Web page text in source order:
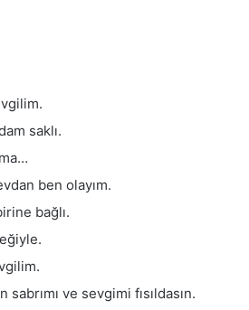
saklı.
ben olayım.
bağlı.
ve sevgimi fısıldasın.